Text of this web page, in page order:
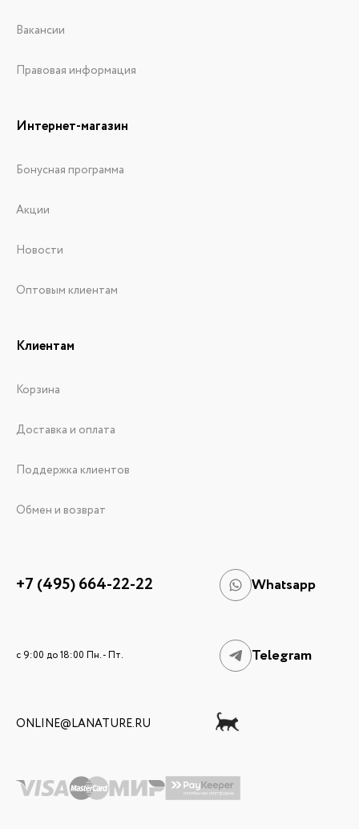
Вакансии
Правовая информация
Интернет-магазин
Бонусная программа
Акции
Новости
Оптовым клиентам
Клиентам
Корзина
Доставка и оплата
Поддержка клиентов
Обмен и возврат
+7 (495) 664-22-22 Whatsapp
c 9:00 до 18:00 Пн. - Пт. Telegram
ONLINE@LANATURE.RU